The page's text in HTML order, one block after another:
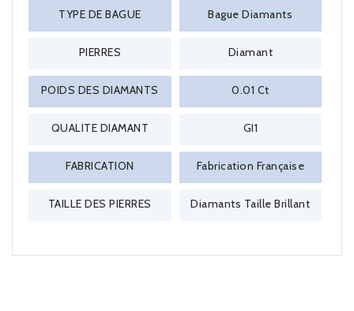
TYPE DE BAGUE Bague Diamants
PIERRES Diamant
POIDS DES DIAMANTS 0.01 Ct
QUALITE DIAMANT GI1
FABRICATION Fabrication Française
TAILLE DES PIERRES Diamants Taille Brillant